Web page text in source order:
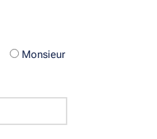
Monsieur